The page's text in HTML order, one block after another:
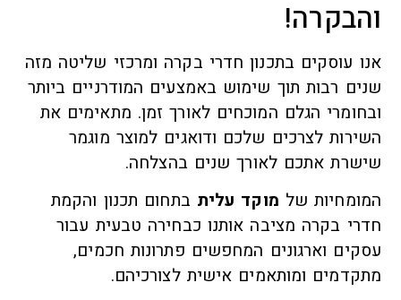
והבקרה!
אנו עוסקים בתכנון חדרי בקרה ומרכזי שליטה מזה
שנים רבות תוך שימוש באמצעים המודרניים ביותר
ובחומרי הגלם המוכחים לאורך זמן. מתאימים את
השירות לצרכים שלכם ודואגים למוצר מוגמר
שישרת אתכם לאורך שנים בהצלחה.
המומחיות של מוקד עלית בתחום תכנון והקמת
חדרי בקרה מציבה אותנו כבחירה טבעית עבור
עסקים וארגונים המחפשים פתרונות חכמים,
מתקדמים ומותאמים אישית לצורכיהם.